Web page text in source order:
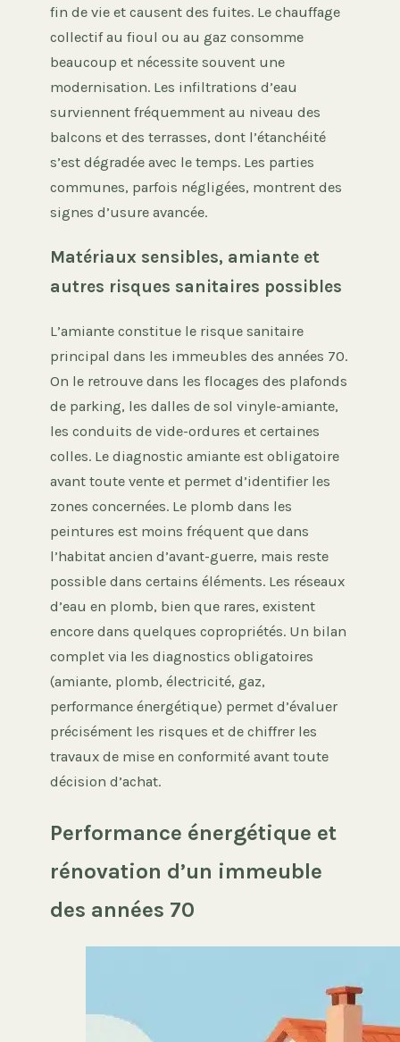
fin de vie et causent des fuites. Le chauffage
collectif au fioul ou au gaz consomme
beaucoup et nécessite souvent une
modernisation. Les infiltrations d’eau
surviennent fréquemment au niveau des
balcons et des terrasses, dont l’étanchéité
s’est dégradée avec le temps. Les parties
communes, parfois négligées, montrent des
signes d’usure avancée.
Matériaux sensibles, amiante et
autres risques sanitaires possibles
L’amiante constitue le risque sanitaire
principal dans les immeubles des années 70.
On le retrouve dans les flocages des plafonds
de parking, les dalles de sol vinyle-amiante,
les conduits de vide-ordures et certaines
colles. Le diagnostic amiante est obligatoire
avant toute vente et permet d’identifier les
zones concernées. Le plomb dans les
peintures est moins fréquent que dans
l’habitat ancien d’avant-guerre, mais reste
possible dans certains éléments. Les réseaux
d’eau en plomb, bien que rares, existent
encore dans quelques copropriétés. Un bilan
complet via les diagnostics obligatoires
(amiante, plomb, électricité, gaz,
performance énergétique) permet d’évaluer
précisément les risques et de chiffrer les
travaux de mise en conformité avant toute
décision d’achat.
Performance énergétique et
rénovation d’un immeuble
des années 70